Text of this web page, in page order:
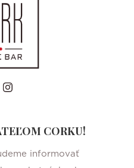
CORKU!
informovať